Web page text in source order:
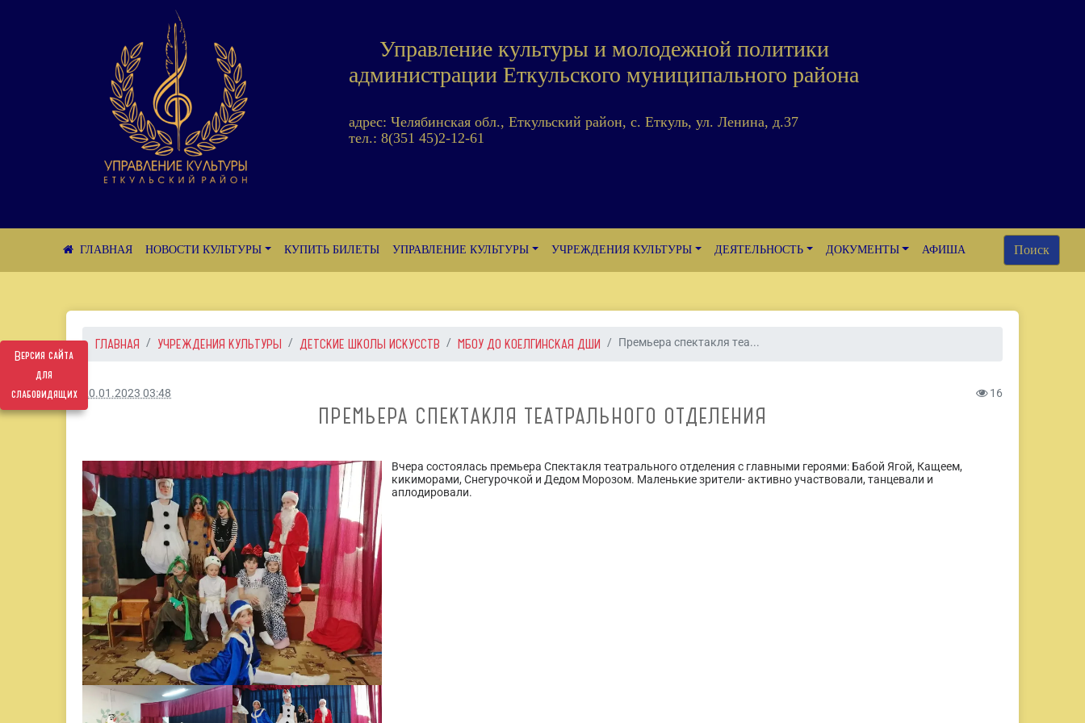
Версия сайта
для
слабовидящих
Управление культуры и молодежной политики
администрации Еткульского муниципального района
адрес: Челябинская обл., Еткульский район, с. Еткуль, ул. Ленина, д.37
тел.: 8(351 45)2-12-61
НОВОСТИ КУЛЬТУРЫ КУПИТЬ БИЛЕТЫ УПРАВЛЕНИЕ КУЛЬТУРЫ УЧРЕЖДЕНИЯ КУЛЬТУРЫ ДЕЯТЕЛЬНОСТЬ ДОКУМЕНТЫ АФИША Поиск
ГЛАВНАЯ УЧРЕЖДЕНИЯ КУЛЬТУРЫ ДЕТСКИЕ ШКОЛЫ ИСКУССТВ МБОУ ДО КОЕЛГИНСКАЯ ДШИ Премьера спектакля теа...
20.01.2023 03:48 16
ПРЕМЬЕРА СПЕКТАКЛЯ ТЕАТРАЛЬНОГО ОТДЕЛЕНИЯ
Вчера состоялась премьера Спектакля театрального отделения с главными героями: Бабой Ягой, Кащеем,
кикиморами, Снегурочкой и Дедом Морозом. Маленькие зрители- активно участвовали, танцевали и
аплодировали.